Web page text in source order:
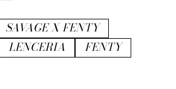
SAVAGE X FENTY
LENCERIA
FENTY